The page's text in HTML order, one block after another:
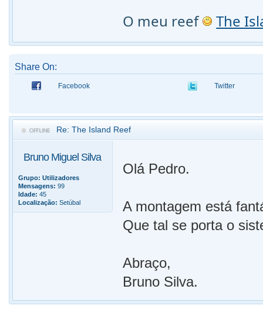
O meu reef
The
Share On:
Facebook Twitter
Re: The Island Reef
Bruno Miguel Silva
Grupo: Utilizadores
Mensagens: 99
Idade: 45
Localização: Setúbal
Olá Pedro.
A montagem está
Que tal se porta o
Abraço,
Bruno Silva.